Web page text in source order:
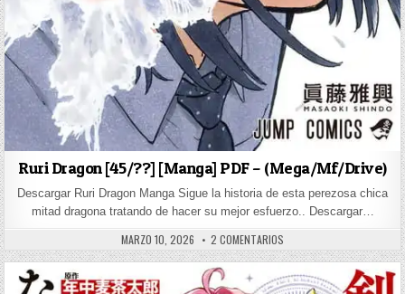
Ruri Dragon [45/??] [Manga] PDF – (Mega/Mf/Drive)
Descargar Ruri Dragon Manga Sigue la historia de esta perezosa chica
mitad dragona tratando de hacer su mejor esfuerzo.. Descargar…
PUBLISHED DATE:
MARZO 10, 2026 2 COMENTARIOS EN RURI DRAGON [45/??]